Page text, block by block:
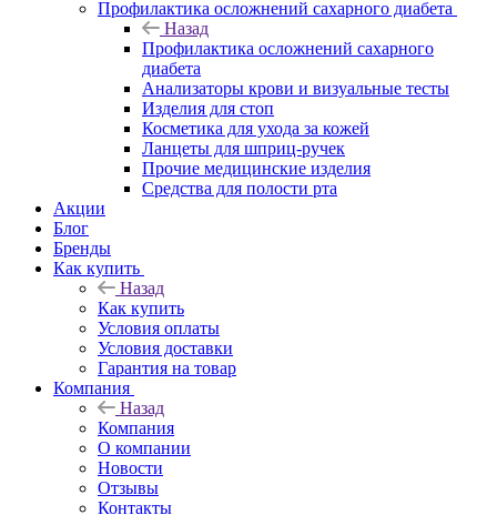
Профилактика осложнений сахарного диабета
Назад
Профилактика осложнений сахарного
диабета
Анализаторы крови и визуальные тесты
Изделия для стоп
Косметика для ухода за кожей
Ланцеты для шприц-ручек
Прочие медицинские изделия
Средства для полости рта
Акции
Блог
Бренды
Как купить
Назад
Как купить
Условия оплаты
Условия доставки
Гарантия на товар
Компания
Назад
Компания
О компании
Новости
Отзывы
Контакты